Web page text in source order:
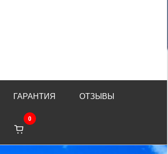
ГАРАНТИЯ ОТЗЫВЫ
0